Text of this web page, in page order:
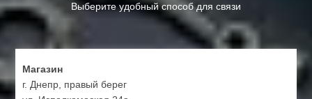
Выберите удобный способ для связи
Магазин
г. Днепр, правый берег